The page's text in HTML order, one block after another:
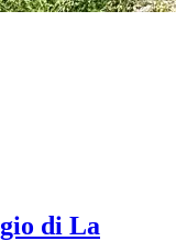
di La